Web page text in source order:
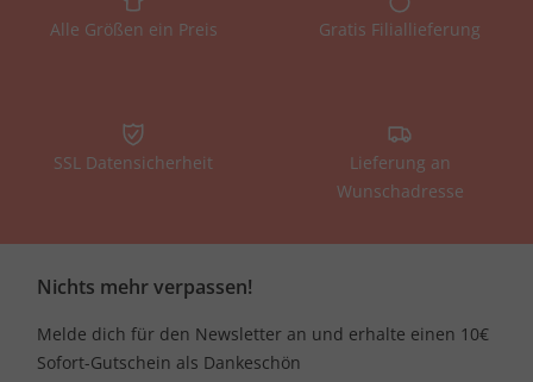
Alle Größen ein Preis Gratis Filiallieferung
SSL Datensicherheit
Lieferung an
Wunschadresse
Nichts mehr verpassen!
Melde dich für den Newsletter an und erhalte einen 10€
Sofort-Gutschein als Dankeschön